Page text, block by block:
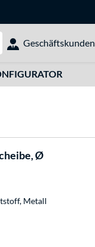
durchführen
Geschäftskunden
Ø
Metall